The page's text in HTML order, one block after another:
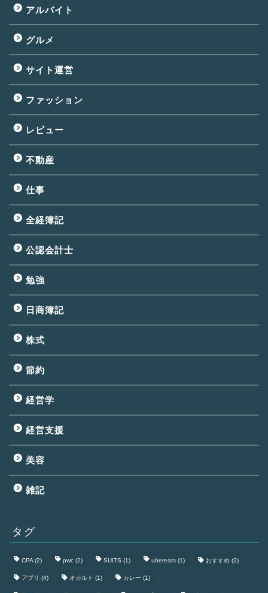
アルバイト
グルメ
サイト運営
ファッション
レビュー
不動産
仕事
全経簿記
公認会計士
勉強
日商簿記
株式
節約
経営学
経営支援
美容
雑記
タグ
CPA (2) pwc (2) SUITS (1) ubereats (1) おすすめ (2)
アプリ (4) オカルト (1) カレー (1)